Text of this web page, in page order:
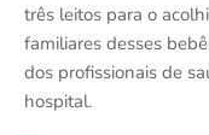
três leitos para o
familiares desses
dos profissionais de
hospital.